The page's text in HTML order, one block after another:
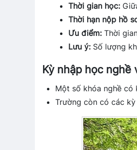
Thời gian học:
Thời hạn nộp hồ
Ưu điểm: Thời
Lưu ý: Số lượng
Kỳ nhập học nghề
Một số khóa nghề
Trường còn có các kỳ